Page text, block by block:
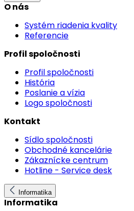
O nás
Systém riadenia kvality
Referencie
Profil spoločnosti
Profil spoločnosti
História
Poslanie a vízia
Logo spoločnosti
Kontakt
Sídlo spoločnosti
Obchodné kancelárie
Zákaznícke centrum
Hotline - Service desk
Informatika
Informatika